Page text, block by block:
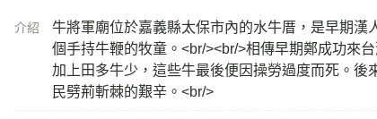
介紹
牛將軍廟位於嘉義縣太保市內的水牛厝，是早期
個手持牛鞭的牧童。<br/><br/>相傳早期鄭成功來
加上田多牛少，這些牛最後便因操勞過度而死。
民劈荊斬棘的艱辛。<br/>